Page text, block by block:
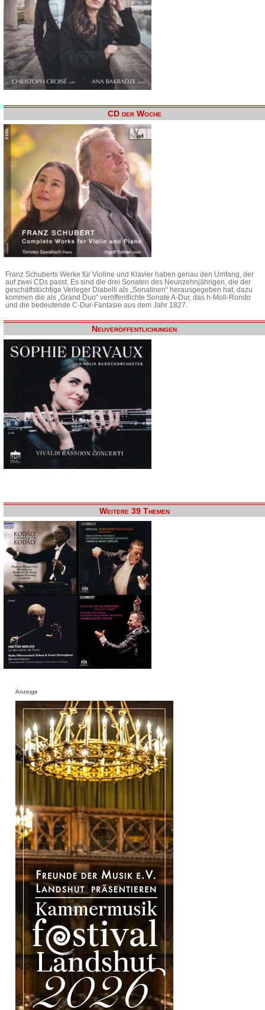
CD der Woche
Franz Schuberts Werke für Violine und Klavier haben genau den Umfang, der
auf zwei CDs passt. Es sind die drei Sonaten des Neunzehnjährigen, die der
geschäftstüchtige Verleger Diabelli als „Sonatinen“ herausgegeben hat, dazu
kommen die als „Grand Duo“ veröffentlichte Sonate A-Dur, das h-Moll-Rondo
und die bedeutende C-Dur-Fantasie aus dem Jahr 1827.
Neuveröffentlichungen
Weitere 39 Themen
Anzeige